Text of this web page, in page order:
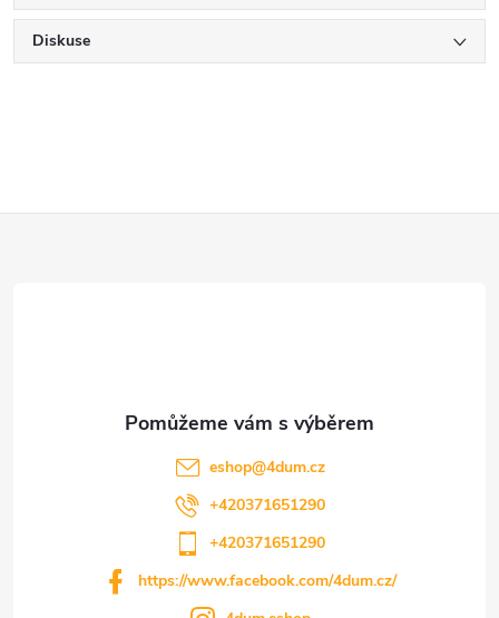
Diskuse
eshop@4dum.cz
+420371651290
+420371651290
https://www.facebook.com/4dum.cz/